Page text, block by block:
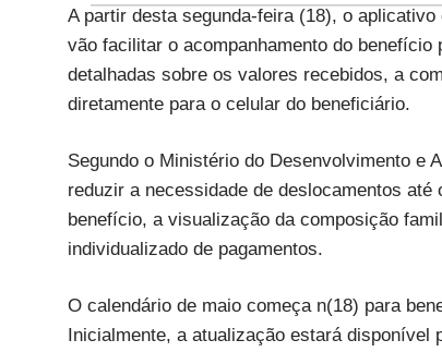
A partir desta segunda-feira (18), o
vão facilitar o acompanhamento do
detalhadas sobre os valores recebidos, a
diretamente para o celular do beneficiário.
Segundo o Ministério do Desenvolvimento e
reduzir a necessidade de deslocamentos
benefício, a visualização da composição
individualizado de pagamentos.
O calendário de maio começa n(18) para
Inicialmente, a atualização estará disponível